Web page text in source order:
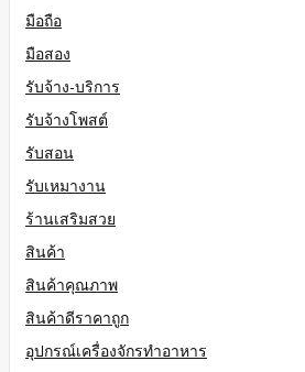
มือถือ
มือสอง
รับจ้าง-บริการ
รับจ้างโพสต์
รับสอน
รับเหมางาน
ร้านเสริมสวย
สินค้า
สินค้าคุณภาพ
สินค้าดีราคาถูก
อุปกรณ์เครื่องจักรทำอาหาร